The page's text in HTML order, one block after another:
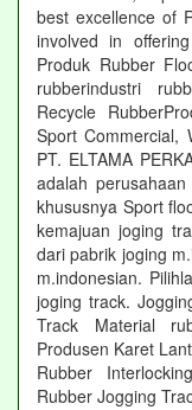
best excellence of
involved in
Produk Rubber
rubberindustri
Recycle
Sport Commercial,
PT. ELTAMA
adalah
khususnya Sport
kemajuan joging
dari pabrik joging
m.indonesian.
joging track.
Track Material
Produsen Karet
Rubber
Rubber Jogging